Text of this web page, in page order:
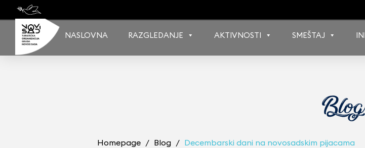
content
NASLOVNA RAZGLEDANJE AKTIVNOSTI SMEŠTAJ
Homepage Blog Decembarski dani na novosadskim pijacama